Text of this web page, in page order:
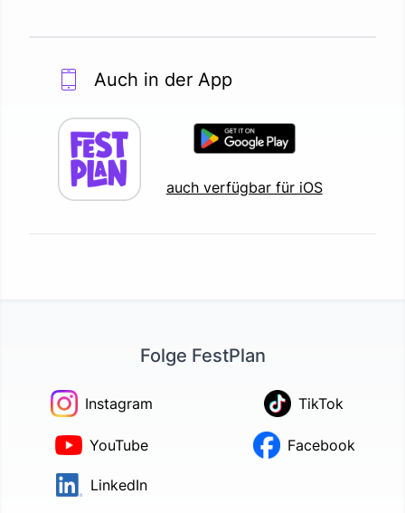
Auch in der App
auch verfügbar für iOS
Folge FestPlan
Instagram TikTok
YouTube Facebook
LinkedIn